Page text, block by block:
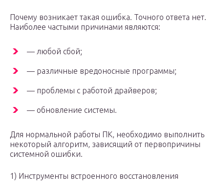
Почему возникает такая ошибка. Точного ответа нет.
Наиболее частыми причинами являются:
— любой сбой;
— различные вредоносные программы;
— проблемы с работой драйверов;
— обновление системы.
Для нормальной работы ПК, необходимо выполнить
некоторый алгоритм, зависящий от первопричины
системной ошибки.
1) Инструменты встроенного восстановления